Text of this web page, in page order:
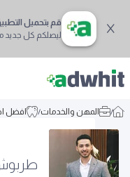
قم بتحميل
ليصلكم كل
/ المهن والخدمات/ افضل